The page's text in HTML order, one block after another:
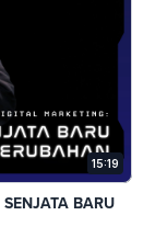
15:19
BARU